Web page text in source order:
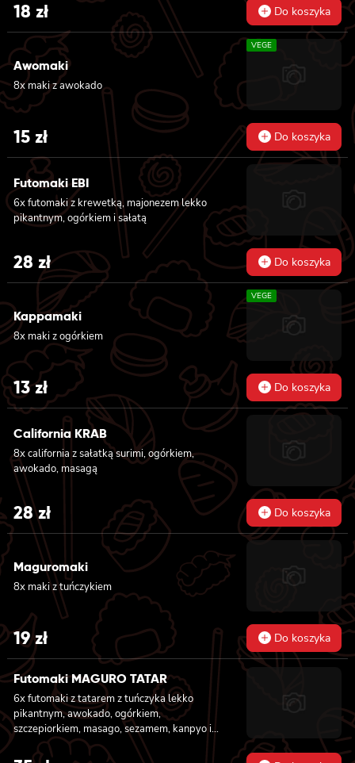
18 zł Do koszyka
Awomaki
8x maki z awokado
VEGE
15 zł Do koszyka
Futomaki EBI
6x futomaki z krewetką, majonezem lekko
pikantnym, ogórkiem i sałatą
28 zł Do koszyka
Kappamaki
8x maki z ogórkiem
VEGE
13zł Do koszyka
California KRAB
8x california z sałatką surimi, ogórkiem,
awokado, masagą
28zł Do koszyka
Maguromaki
8x maki z tuńczykiem
19zł Do koszyka
Futomaki MAGURO TATAR
6x futomaki z tatarem z tuńczyka lekko
pikantnym, awokado, ogórkiem,
szczepiorkiem, masago, sezamem, kanpyo i
sałatą